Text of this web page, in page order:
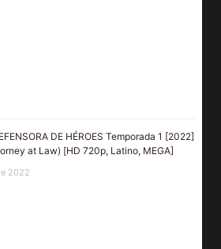
DE HÉROES Temporada 1 [2022]
at Law) [HD 720p, Latino, MEGA]
2022